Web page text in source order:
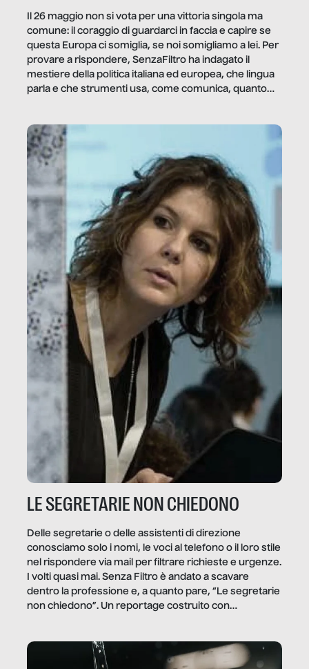
Il 26 maggio non si vota per una vittoria singola ma
comune: il coraggio di guardarci in faccia e capire se
questa Europa ci somiglia, se noi somigliamo a lei. Per
provare a rispondere, SenzaFiltro ha indagato il
mestiere della politica italiana ed europea, che lingua
parla e che strumenti usa, come comunica, quanto
LE SEGRETARIE NON CHIEDONO
Delle segretarie o delle assistenti di direzione
conosciamo solo i nomi, le voci al telefono o il loro stile
nel rispondere via mail per filtrare richieste e urgenze.
I volti quasi mai. Senza Filtro è andato a scavare
dentro la professione e, a quanto pare, “Le segretarie
non chiedono”. Un reportage costruito con